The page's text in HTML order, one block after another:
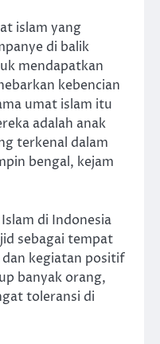
islam yang
di balik
mendapatkan
kebencian
umat islam itu
adalah anak
terkenal dalam
bengal, kejam
di Indonesia
sebagai tempat
kegiatan positif
banyak orang,
toleransi di